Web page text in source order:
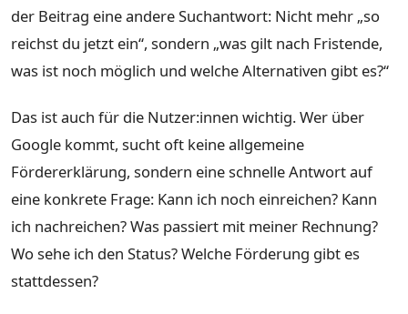
der Beitrag eine andere Suchantwort: Nicht mehr „so
reichst du jetzt ein“, sondern „was gilt nach Fristende,
was ist noch möglich und welche Alternativen gibt es?“
Das ist auch für die Nutzer:innen wichtig. Wer über
Google kommt, sucht oft keine allgemeine
Fördererklärung, sondern eine schnelle Antwort auf
eine konkrete Frage: Kann ich noch einreichen? Kann
ich nachreichen? Was passiert mit meiner Rechnung?
Wo sehe ich den Status? Welche Förderung gibt es
stattdessen?